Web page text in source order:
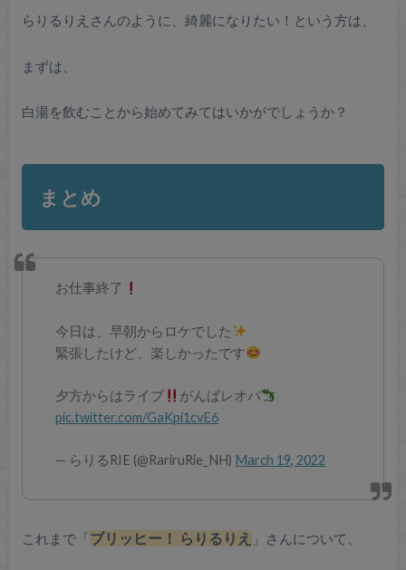
らりるりえさんのように、綺麗になりたい！という方は、
まずは、
白湯を飲むことから始めてみてはいかがでしょうか？
まとめ
お仕事終了
今日は、早朝からロケでした
緊張したけど、楽しかったです
夕方からはライブ
がんばレオパ
pic.twitter.com/GaKpi1cvE6
— らりるRIE (@RariruRie_NH) March 19, 2022
これまで「ブリッヒー！ らりるりえ 」さんについて、